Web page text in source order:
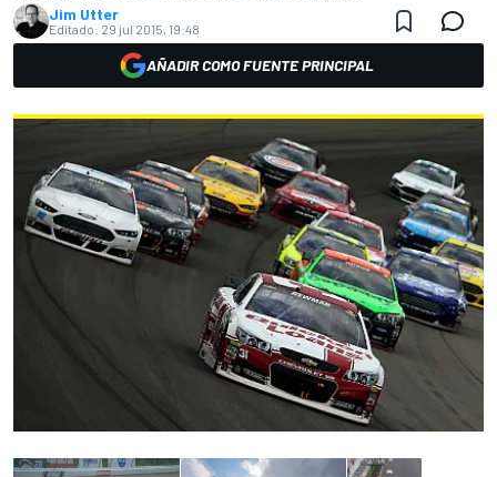
Jim Utter
Editado: 29 jul 2015, 19:48
AÑADIR COMO FUENTE PRINCIPAL